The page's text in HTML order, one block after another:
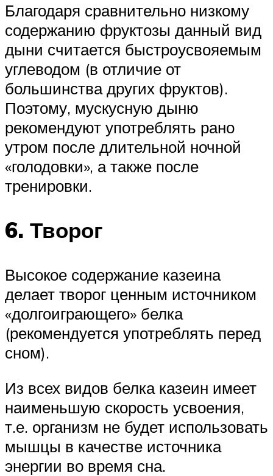
Благодаря сравнительно низкому
содержанию фруктозы данный вид
дыни считается быстроусвояемым
углеводом (в отличие от
большинства других фруктов).
Поэтому, мускусную дыню
рекомендуют употреблять рано
утром после длительной ночной
«голодовки», а также после
тренировки.
6. Творог
Высокое содержание казеина
делает творог ценным источником
«долгоиграющего» белка
(рекомендуется употреблять перед
сном).
Из всех видов белка казеин имеет
наименьшую скорость усвоения,
т.е. организм не будет использовать
мышцы в качестве источника
энергии во время сна.